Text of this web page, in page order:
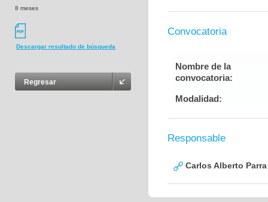
8 meses
Descargar resultado de búsqueda
Regresar
Convocatoria
Nombre de la
convocatoria:
Modalidad:
Responsable
Carlos Alberto